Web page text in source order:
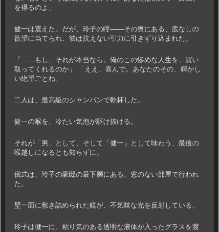
を得るのよ」
健一は震えた。だが、玲子の瞳――その奥にある、底なしの
欲望に当てられ、彼は抗えない引力に引きずり込まれた。
「……もし、それが本当なら。俺のこの惨めな人生を、買い
取ってくれるのか」 「ええ、喜んで。あなたのその、輝かし
い絶望ごとね」
二人は、最高級のシャンパンで乾杯した。
健一の喉を、冷たい気泡が駆け抜ける。
それが「男」として、そして「健一」として味わう、最後の
喉越しになるとも知らずに。
儀式は、玲子の豪邸の最下層にある、窓のない部屋で行われ
た。
壁一面に敷き詰められた鏡が、不気味な光を反射している。
玲子は健一に、粘り気のある透明な液体が入ったグラスを渡